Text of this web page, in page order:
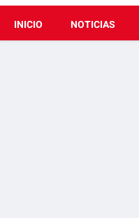
INICIO NOTICIAS